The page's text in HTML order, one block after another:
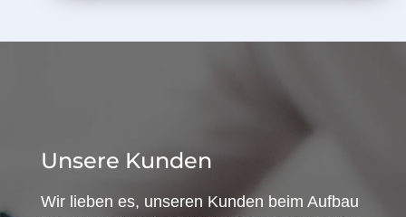
Unsere Kunden
Wir lieben es, unseren Kunden beim Aufbau